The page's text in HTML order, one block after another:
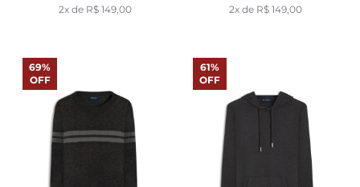
2x de R$ 149,00 2x de R$ 149,00
69%
OFF
61%
OFF